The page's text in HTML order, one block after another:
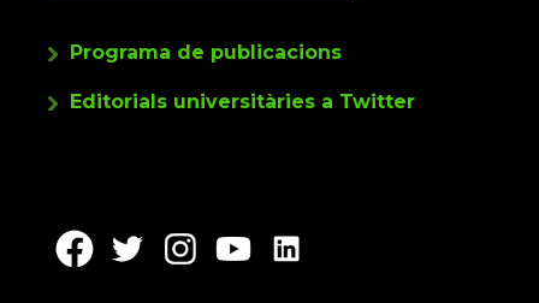
Programa de publicacions
Editorials universitàries a Twitter